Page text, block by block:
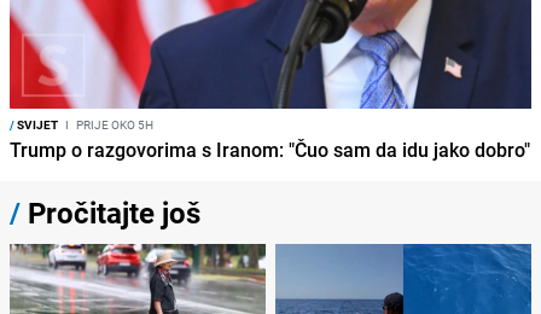
/SVIJET I PRIJE OKO 5H
Trump o razgovorima s Iranom: "Čuo sam da idu jako dobro"
/ Pročitajte još